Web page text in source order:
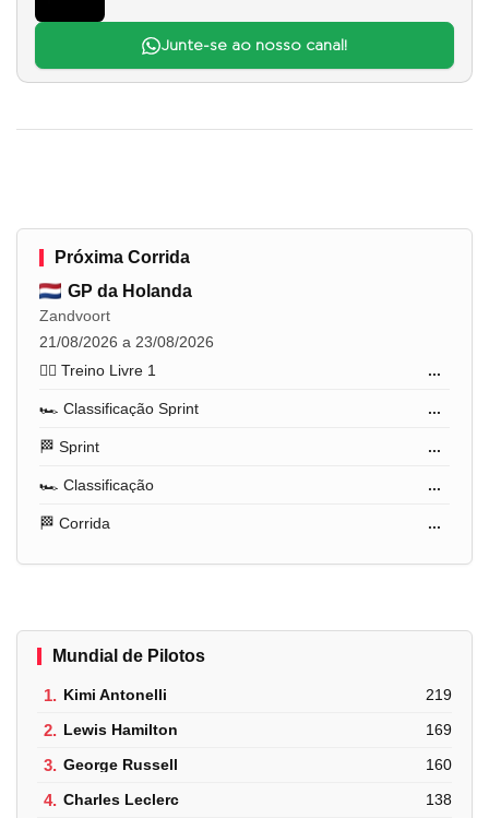
Junte-se ao nosso canal!
Próxima Corrida
GP da Holanda
Zandvoort
21/08/2026 a 23/08/2026
🏋️‍♂️ Treino Livre 1
...
🏎️ Classificação Sprint ...
🏁 Sprint ...
🏎️ Classificação ...
🏁 Corrida ...
Mundial de Pilotos
1. Kimi Antonelli 219
2. Lewis Hamilton 169
3. George Russell 160
4. Charles Leclerc 138